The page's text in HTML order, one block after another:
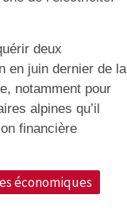
deux
en juin dernier de la
notamment pour
alpines qu’il
financière
économiques